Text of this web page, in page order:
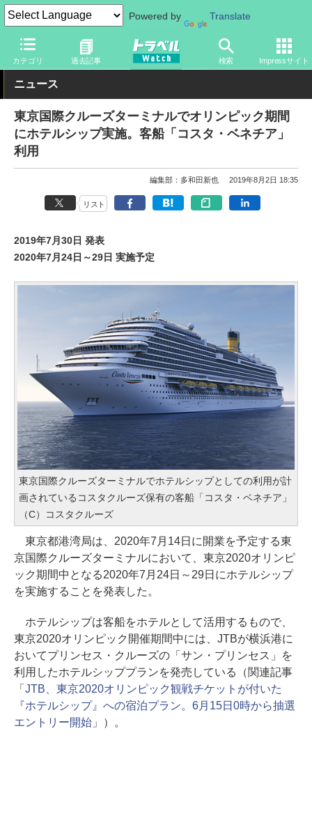
Powered by Translate
カテゴリ 過去記事 検索 Impressサイト
トラベル Watch 地域 国内旅行 東京
ニュース
東京国際クルーズターミナルでオリンピック期間
にホテルシップ実施。客船「コスタ・ベネチア」
利用
編集部：多和田新也 2019年8月2日 18:35
リスト
2019年7月30日 発表
2020年7月24日～29日 実施予定
東京国際クルーズターミナルでホテルシップとしての利用が計
画されているコスタクルーズ保有の客船「コスタ・ベネチア」
（C）コスタクルーズ
東京都港湾局は、2020年7月14日に開業を予定する東
京国際クルーズターミナルにおいて、東京2020オリンピ
ック期間中となる2020年7月24日～29日にホテルシップ
を実施することを発表した。
ホテルシップは客船をホテルとして活用するもので、
東京2020オリンピック開催期間中には、JTBが横浜港に
おいてプリンセス・クルーズの「サン・プリンセス」を
利用したホテルシッププランを発売している（関連記事
「 JTB、東京2020オリンピック観戦チケットが付いた
『ホテルシップ』への宿泊プラン。6月15日0時から抽選
エントリー開始」）。